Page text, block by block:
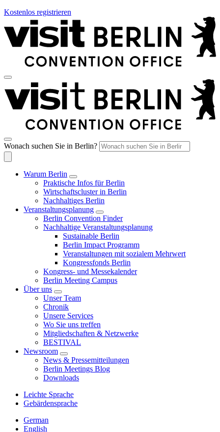
Kostenlos registrieren
Wonach suchen Sie in Berlin?
Warum Berlin
Praktische Infos für Berlin
Wirtschaftscluster in Berlin
Nachhaltiges Berlin
Veranstaltungsplanung
Berlin Convention Finder
Nachhaltige Veranstaltungsplanung
Sustainable Berlin
Berlin Impact Programm
Veranstaltungen mit sozialem Mehrwert
Kongressfonds Berlin
Kongress- und Messekalender
Berlin Meeting Campus
Über uns
Unser Team
Chronik
Unsere Services
Wo Sie uns treffen
Mitgliedschaften & Netzwerke
BESTIVAL
Newsroom
News & Pressemitteilungen
Berlin Meetings Blog
Downloads
Leichte Sprache
Gebärdensprache
German
English